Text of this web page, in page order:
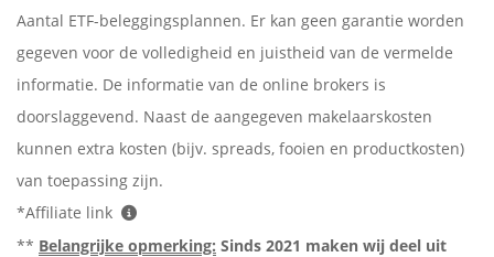
Aantal ETF-beleggingsplannen. Er kan geen garantie worden
gegeven voor de volledigheid en juistheid van de vermelde
informatie. De informatie van de online brokers is
doorslaggevend. Naast de aangegeven makelaarskosten
kunnen extra kosten (bijv. spreads, fooien en productkosten)
van toepassing zijn.
*Affiliate link
** Belangrijke opmerking: Sinds 2021 maken wij deel uit